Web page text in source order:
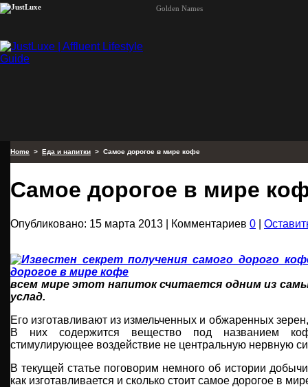
Golden Names
Home > Еда и напитки > Самое дорогое в мире кофе
Самое дорогое в мире
Опубликовано: 15 марта 2013 | Комментариев 0
всем мире этот напиток считается одним из
услад.
Его изготавливают из измельченных и обжаренных
В них содержится вещество под названием
стимулирующее воздействие не центральную нервную
В текущей статье поговорим немного об истории
как изготавливается и сколько стоит самое дорогое в